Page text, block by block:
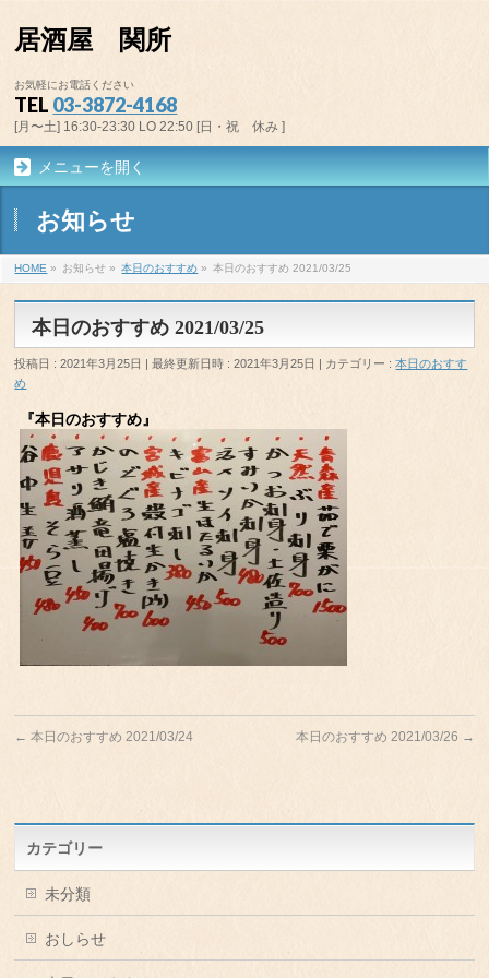
居酒屋 関所
お気軽にお電話ください
TEL 03-3872-4168
[月〜土] 16:30-23:30 LO 22:50 [日・祝 休み ]
メニューを開く
お知らせ
HOME » お知らせ » 本日のおすすめ » 本日のおすすめ 2021/03/25
本日のおすすめ 2021/03/25
投稿日 : 2021年3月25日 最終更新日時 : 2021年3月25日 カテゴリー :本日のおすす
め
『本日のおすすめ』
← 本日のおすすめ 2021/03/24 本日のおすすめ 2021/03/26 →
カテゴリー
未分類
おしらせ